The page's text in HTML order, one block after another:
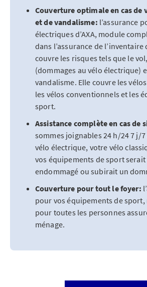
Couverture optimale en cas de
et de vandalisme: l’assurance
électriques d’AXA, module
dans l’assurance de l’inventaire
couvre les risques tels que le
(dommages au vélo électrique)
vandalisme. Elle couvre les
les vélos conventionnels et les
sport.
Assistance complète en cas de
sommes joignables 24 h/24 7 j/
vélo électrique, votre vélo
vos équipements de sport serait
endommagé ou subirait un
Couverture pour tout le foyer:
pour vos équipements de sport,
pour toutes les personnes
ménage.